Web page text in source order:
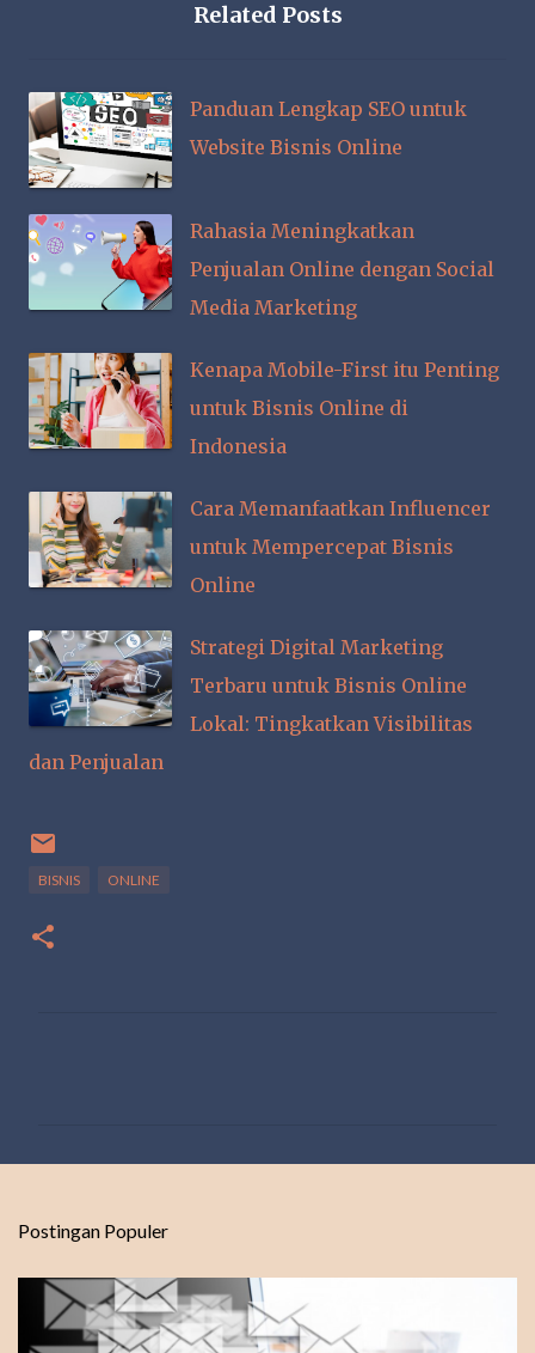
Related Posts
Panduan Lengkap SEO untuk
Website Bisnis Online
Rahasia Meningkatkan
Penjualan Online dengan Social
Media Marketing
Kenapa Mobile-First itu Penting
untuk Bisnis Online di
Indonesia
Cara Memanfaatkan Influencer
untuk Mempercepat Bisnis
Online
Strategi Digital Marketing
Terbaru untuk Bisnis Online
Lokal: Tingkatkan Visibilitas
dan Penjualan
BISNIS ONLINE
r
Postingan Populer